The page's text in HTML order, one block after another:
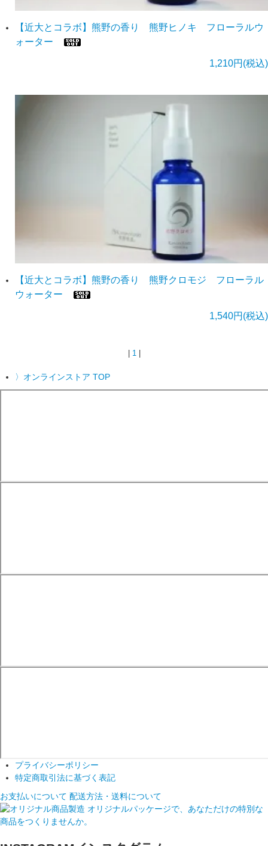
【近大とコラボ】熊野の香り 熊野ヒノキ フローラルウ
ォーター
1,210円(税込)
【近大とコラボ】熊野の香り 熊野クロモジ フローラル
ウォーター
1,540円(税込)
1
〉オンラインストア TOP
プライバシーポリシー
特定商取引法に基づく表記
お支払いについて 配送方法・送料について